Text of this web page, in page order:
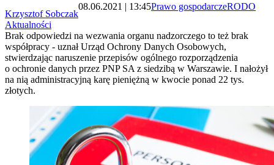
Krzysztof Sobczak
08.06.2021 | 13:45Prawo gospodarczeRODO
Aktualności
Brak odpowiedzi na wezwania organu nadzorczego to też brak
współpracy - uznał Urząd Ochrony Danych Osobowych,
stwierdzając naruszenie przepisów ogólnego rozporządzenia
o ochronie danych przez PNP SA z siedzibą w Warszawie. I nałożył
na nią administracyjną karę pieniężną w kwocie ponad 22 tys.
złotych.